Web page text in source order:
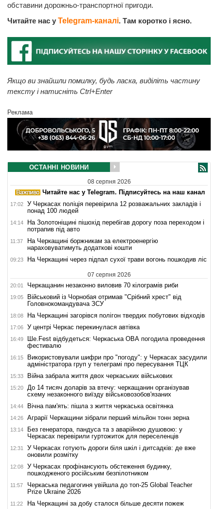
обставини дорожньо-транспортної пригоди.
Читайте нас у Telegram-каналі. Там коротко і ясно.
Якщо ви знайшли помилку, будь ласка, виділіть частину
тексту і натисніть Ctrl+Enter
Реклама
ОСТАННІ НОВИНИ
08 серпня 2026
Читайте нас у Telegram. Підписуйтесь на наш канал
17:02
У Черкасах поліція перевірила 12 розважальних закладів і
понад 100 людей
14:14
На Золотоніщині пішохід перебігав дорогу поза переходом і
потрапив під авто
11:37
На Черкащині боржникам за електроенергію
нараховуватимуть додаткові кошти
09:23 На Черкащині через підпал сухої трави вогонь пошкодив ліс
07 серпня 2026
20:01 Черкащанин незаконно виловив 70 кілограмів риби
19:05
Військовий із Чорнобая отримав "Срібний хрест" від
Головнокомандувача ЗСУ
18:08 На Черкащині загорівся полігон твердих побутових відходів
17:06 У центрі Черкас перекинулася автівка
16:49
Ше.Fest відбудеться: Черкаська ОВА погодила проведення
фестивалю
16:15
Використовували шифри про "погоду": у Черкасах засудили
адміністратора груп у телеграмі про пересування ТЦК
15:33 Війна забрала життя двох черкаських військових
15:20
До 14 тисяч доларів за втечу: черкащанин організував
схему незаконного виїзду військовозобов'язаних
14:44 Вічна пам'ять: пішла з життя черкаська освітянка
14:26 Аграрії Черкащини зібрали перший мільйон тонн зерна
13:14
Без генератора, пандуса та з аварійною душовою: у
Черкасах перевірили гуртожиток для переселенців
12:31
У Черкасах готують дороги біля шкіл і дитсадків: де вже
оновили розмітку
12:08
У Черкасах профінансують обстеження будинку,
пошкодженого російським безпілотником
11:57
Черкаська педагогиня увійшла до топ-25 Global Teacher
Prize Ukraine 2026
11:22 На Черкащині за добу сталося більше десяти пожеж